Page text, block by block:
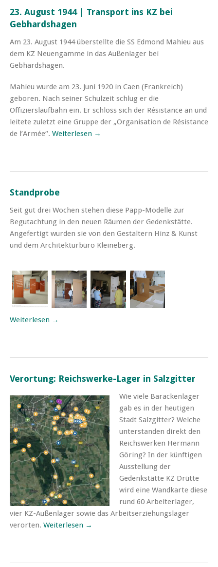
23. August 1944 | Transport ins KZ bei
Gebhardshagen
Am 23. August 1944 überstellte die SS Edmond Mahieu aus
dem KZ Neuengamme in das Außenlager bei
Gebhardshagen.
Mahieu wurde am 23. Juni 1920 in Caen (Frankreich)
geboren. Nach seiner Schulzeit schlug er die
Offizierslaufbahn ein. Er schloss sich der Résistance an und
leitete zuletzt eine Gruppe der „Organisation de Résistance
de l’Armée“. Weiterlesen →
Standprobe
Seit gut drei Wochen stehen diese Papp-Modelle zur
Begutachtung in den neuen Räumen der Gedenkstätte.
Angefertigt wurden sie von den Gestaltern Hinz & Kunst
und dem Architekturbüro Kleineberg.
Weiterlesen →
Verortung: Reichswerke-Lager in Salzgitter
Wie viele Barackenlager
gab es in der heutigen
Stadt Salzgitter? Welche
unterstanden direkt den
Reichswerken Hermann
Göring? In der künftigen
Ausstellung der
Gedenkstätte KZ Drütte
wird eine Wandkarte diese
rund 60 Arbeiterlager,
vier KZ-Außenlager sowie das Arbeitserziehungslager
verorten. Weiterlesen →